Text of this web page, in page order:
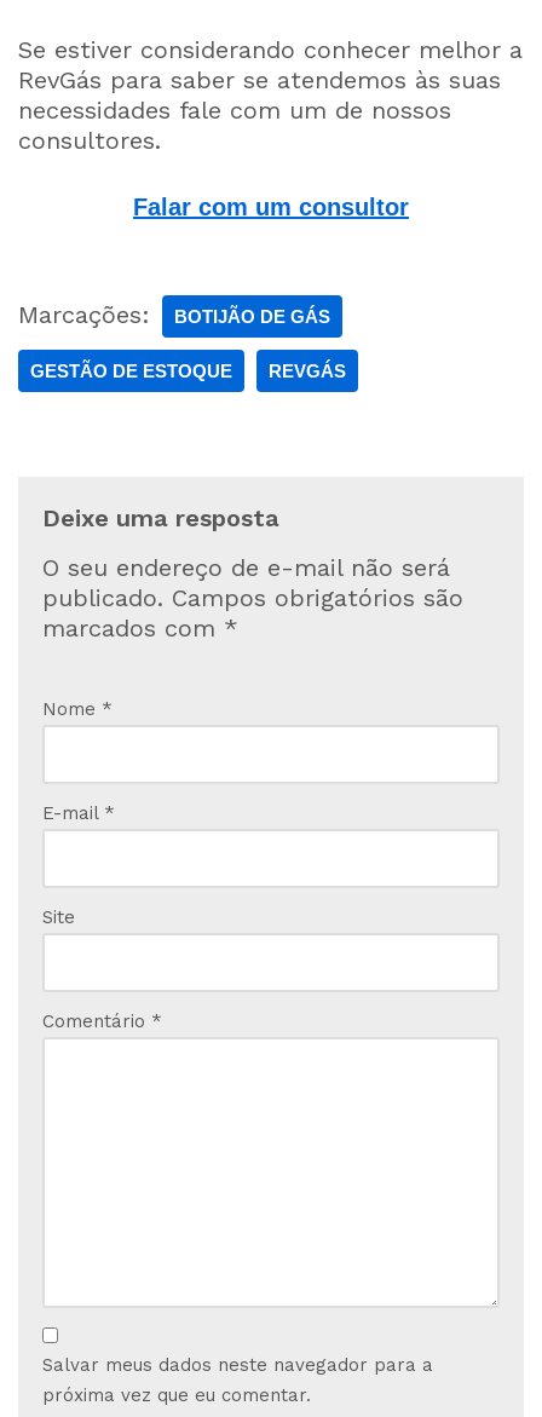
Se estiver considerando conhecer melhor a
RevGás para saber se atendemos às suas
necessidades fale com um de nossos
consultores.
Falar com um consultor
Marcações: BOTIJÃO DE GÁS
GESTÃO DE ESTOQUE REVGÁS
Deixe uma resposta
O seu endereço de e-mail não será
publicado. Campos obrigatórios são
marcados com *
Nome *
E-mail *
Site
Comentário *
Salvar meus dados neste navegador para a
próxima vez que eu comentar.